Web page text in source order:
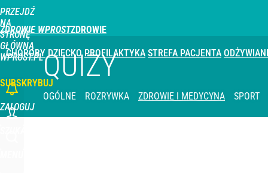
PRZEJDŹ
NA
STRONĘ
GŁÓWNĄ
WPROST.PL
ZDROWIE WPROST
CHOROBY DZIECKO PROFILAKTYKA STREFA PACJENTA
SUBSKRYBUJ
ZALOGUJ
QUIZY
OGÓLNE ROZRYWKA ZDROWIE I MEDYCYNA SPORT